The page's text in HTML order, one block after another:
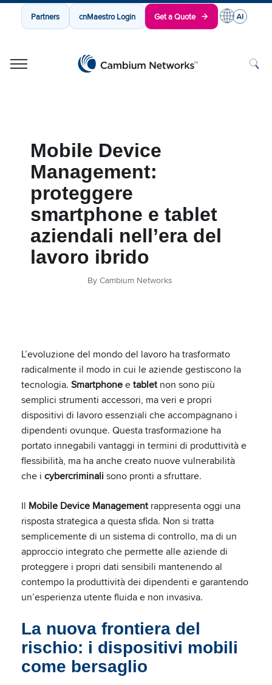
Partners cnMaestro Login Get a Quote
Mobile Device
Management:
proteggere
smartphone e tablet
aziendali nell’era del
lavoro ibrido
By Cambium Networks
L’evoluzione del mondo del lavoro ha trasformato
radicalmente il modo in cui le aziende gestiscono la
tecnologia. Smartphoneetablet non sono più
semplici strumenti accessori, ma veri e propri
dispositivi di lavoro essenziali che accompagnano i
dipendenti ovunque. Questa trasformazione ha
portato innegabili vantaggi in termini di produttività e
flessibilità, ma ha anche creato nuove vulnerabilità
che i cybercriminalisono pronti a sfruttare.
Il Mobile Device Management rappresenta oggi una
risposta strategica a questa sfida. Non si tratta
semplicemente di un sistema di controllo, ma di un
approccio integrato che permette alle aziende di
proteggere i propri dati sensibili mantenendo al
contempo la produttività dei dipendenti e garantendo
un’esperienza utente fluida e non invasiva.
La nuova frontiera del
rischio: i dispositivi mobili
come bersaglio